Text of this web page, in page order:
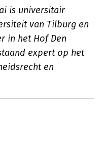
is universitair
van Tilburg en
in het Hof Den
expert op het
en